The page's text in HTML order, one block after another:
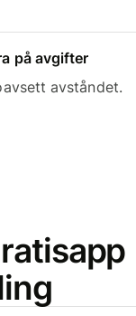
på avgifter
avståndet.